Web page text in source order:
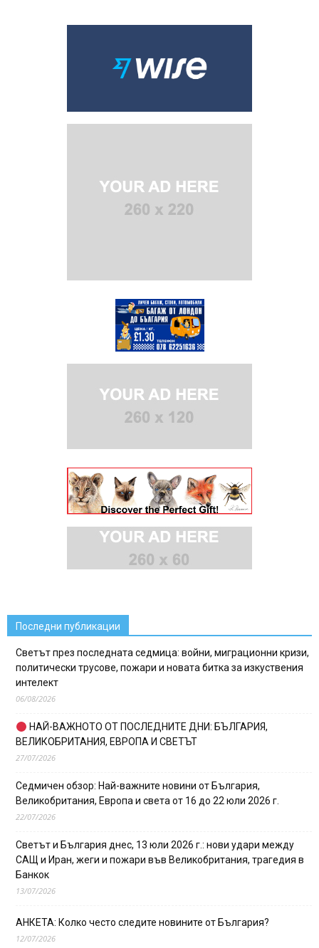
Последни публикации
Светът през последната седмица: войни, миграционни кризи,
политически трусове, пожари и новата битка за изкуствения
интелект
06/08/2026
НАЙ-ВАЖНОТО ОТ ПОСЛЕДНИТЕ ДНИ: БЪЛГАРИЯ,
ВЕЛИКОБРИТАНИЯ, ЕВРОПА И СВЕТЪТ
27/07/2026
Седмичен обзор: Най-важните новини от България,
Великобритания, Европа и света от 16 до 22 юли 2026 г.
22/07/2026
Светът и България днес, 13 юли 2026 г.: нови удари между
САЩ и Иран, жеги и пожари във Великобритания, трагедия в
Банкок
13/07/2026
АНКЕТА: Колко често следите новините от България?
12/07/2026